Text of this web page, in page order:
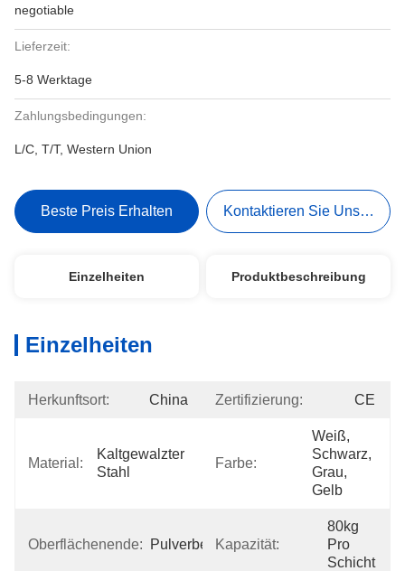
negotiable
Lieferzeit:
5-8 Werktage
Zahlungsbedingungen:
L/C, T/T, Western Union
Beste Preis Erhalten Kontaktieren Sie Uns Jetzt
Einzelheiten Produktbeschreibung
Einzelheiten
Herkunftsort: China Zertifizierung: CE
Material:
Kaltgewalzter
Stahl
Farbe:
Weiß,
Schwarz,
Grau,
Gelb
Oberflächenende: Pulverbeschichtung
Kapazität:
80kg
Pro
Schicht